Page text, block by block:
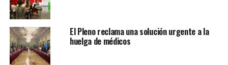
El Pleno reclama una solución urgente a la
huelga de médicos